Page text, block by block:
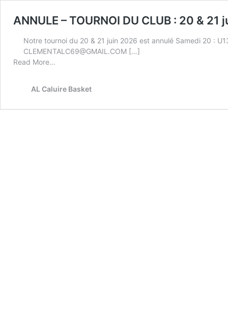
ANNULE – TOURNOI DU CLUB : 20 & 21
Notre tournoi du 20 & 21 juin 2026 est annulé Samedi 20 :
CLEMENTALC69@GMAIL.COM […]
Read More…
AL Caluire Basket